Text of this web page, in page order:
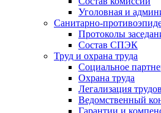
Уголовная и
Санитарно-
Протоколы
Состав СПЭК
Труд и охрана труда
Социальное
Охрана труда
Легализация
Ведомственный
Гарантии и